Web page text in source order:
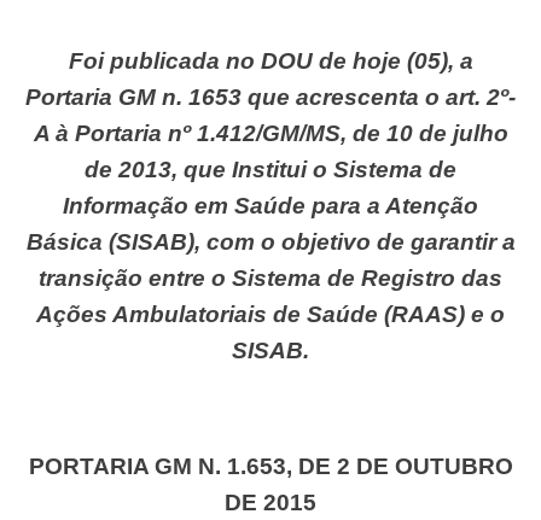
Foi publicada no DOU de hoje (05), a
Portaria GM n. 1653 que acrescenta o art. 2º-
A à Portaria nº 1.412/GM/MS, de 10 de julho
de 2013, que Institui o Sistema de
Informação em Saúde para a Atenção
Básica (SISAB), com o objetivo de garantir a
transição entre o Sistema de Registro das
Ações Ambulatoriais de Saúde (RAAS) e o
SISAB.
PORTARIA GM N. 1.653, DE 2 DE OUTUBRO
DE 2015